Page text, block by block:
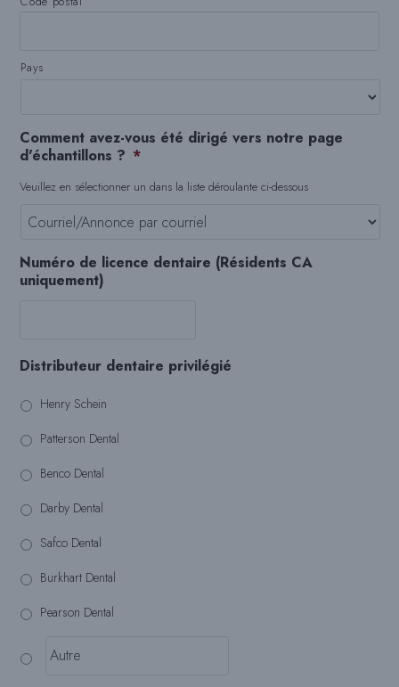
Pays
Comment avez-vous été dirigé vers notre page
d'échantillons ? *
Veuillez en sélectionner un dans la liste déroulante ci-dessous
Numéro de licence dentaire (Résidents CA
uniquement)
Distributeur dentaire privilégié
Henry Schein
Patterson Dental
Benco Dental
Darby Dental
Safco Dental
Burkhart Dental
Pearson Dental